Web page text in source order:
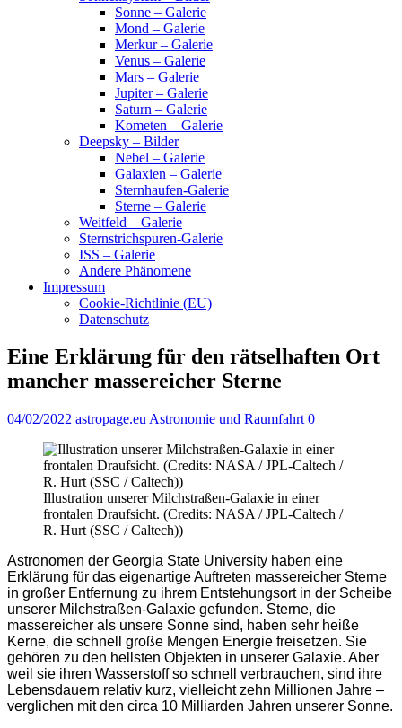
Sonne – Galerie
Mond – Galerie
Merkur – Galerie
Venus – Galerie
Mars – Galerie
Jupiter – Galerie
Saturn – Galerie
Kometen – Galerie
Deepsky – Bilder
Nebel – Galerie
Galaxien – Galerie
Sternhaufen-Galerie
Sterne – Galerie
Weitfeld – Galerie
Sternstrichspuren-Galerie
ISS – Galerie
Andere Phänomene
Impressum
Cookie-Richtlinie (EU)
Datenschutz
Eine Erklärung für den rätselhaften Ort
mancher massereicher Sterne
04/02/2022 astropage.eu Astronomie und Raumfahrt 0
Illustration unserer Milchstraßen-Galaxie in einer
frontalen Draufsicht. (Credits: NASA / JPL-Caltech /
R. Hurt (SSC / Caltech))
Astronomen der Georgia State University haben eine
Erklärung für das eigenartige Auftreten massereicher Sterne
in großer Entfernung zu ihrem Entstehungsort in der Scheibe
unserer Milchstraßen-Galaxie gefunden. Sterne, die
massereicher als unsere Sonne sind, haben sehr heiße
Kerne, die schnell große Mengen Energie freisetzen. Sie
gehören zu den hellsten Objekten in unserer Galaxie. Aber
weil sie ihren Wasserstoff so schnell verbrauchen, sind ihre
Lebensdauern relativ kurz, vielleicht zehn Millionen Jahre –
verglichen mit den circa 10 Milliarden Jahren unserer Sonne.